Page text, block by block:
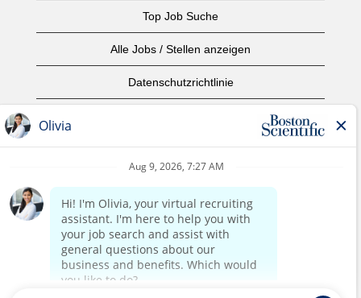
Top Job Suche
Alle Jobs / Stellen anzeigen
Datenschutzrichtlinie
Urheberrecht
home page